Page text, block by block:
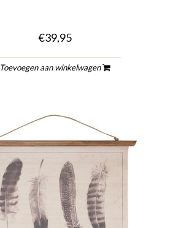
€39,95
Toevoegen aan winkelwagen